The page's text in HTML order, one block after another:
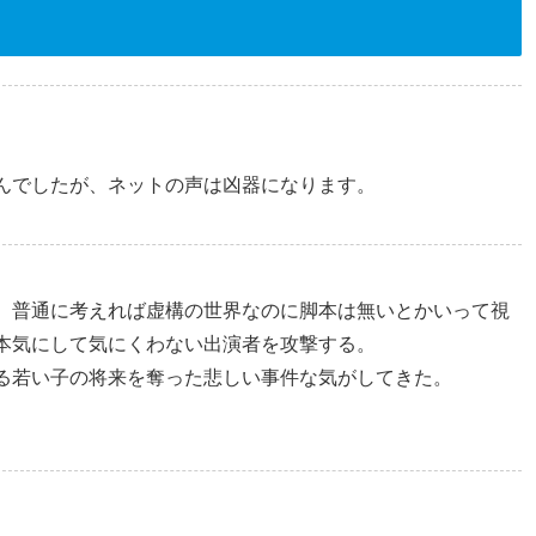
したが、ネットの声は凶器になります。
通に考えれば虚構の世界なのに脚本は無いとかいって視
にして気にくわない出演者を攻撃する。
い子の将来を奪った悲しい事件な気がしてきた。